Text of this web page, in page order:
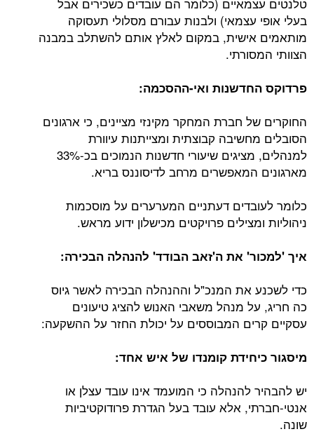
בעלי אופי עצמאי) ולבנות עבורם מסלולי תעסוקה
מותאמים אישית, במקום לאלץ אותם להשתלב במבנה
הצוותי המסורתי.
פרדוקס החדשנות ואי-ההסכמה:
החוקרים של חברת המחקר מקינזי מציינים, כי ארגונים
הסובלים מחשיבה קבוצתית ומצייתנות עיוורת
למנהלים, מציגים שיעורי חדשנות הנמוכים בכ-33%
מארגונים המאפשרים מרחב לדיסוננס בריא.
כלומר לעובדים דעתניים המערערים על מוסכמות
ניהוליות ומצילים פרויקטים מכישלון ידוע מראש.
איך 'למכור' את ה'זאב הבודד' להנהלה הבכירה:
כדי לשכנע את המנכ"ל וההנהלה הבכירה לאשר גיוס
כה חריג, על מנהל משאבי האנוש להציג טיעונים
עסקיים קרים המבוססים על יכולת החזר על ההשקעה:
מיסגור כיחידת קומנדו של איש אחד:
יש להבהיר להנהלה כי המועמד אינו עובד עצלן או
אנטי-חברתי, אלא עובד בעל הגדרת פרודוקטיביות
שונה.